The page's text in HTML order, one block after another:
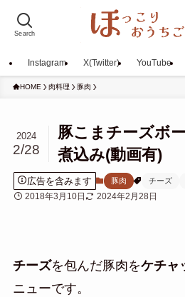
Search
Instagram X(Twitter) YouTube
HOME 肉料理 豚肉
豚こまチーズボ
煮込み(動画有)
2024
2/28
広告を含みます 豚肉 チーズ
2018年3月10日 2024年2月28日
チーズを包んだ豚肉をケチャ
ニューです。